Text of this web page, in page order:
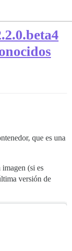
que es una
(si es
versión de